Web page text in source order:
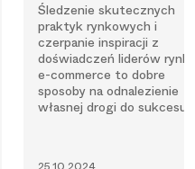
Śledzenie skutecznych
praktyk rynkowych i
czerpanie inspiracji z
doświadczeń liderów
e-commerce to dobre
sposoby na odnalezienie
własnej drogi do sukcesu.